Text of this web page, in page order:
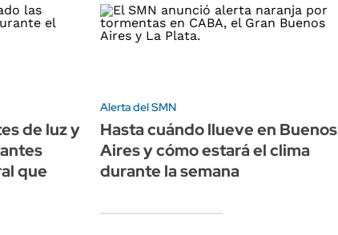
de luz y
que
Alerta del SMN
Hasta cuándo llueve en Buenos
Aires y cómo estará el clima
durante la semana